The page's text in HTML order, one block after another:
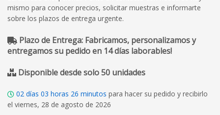
mismo para conocer precios, solicitar muestras e informarte
sobre los plazos de entrega urgente.
Plazo de Entrega: Fabricamos, personalizamos y
entregamos su pedido en 14 días laborables!
Disponible desde solo 50 unidades
02 días 03 horas 26 minutos para hacer su pedido y recibirlo
el viernes, 28 de agosto de 2026